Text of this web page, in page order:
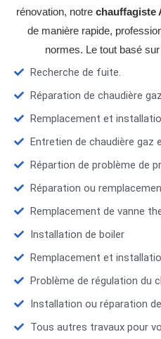
rénovation, notre chauffagiste
de manière rapide,
normes. Le tout basé
Recherche de fuite.
Réparation de chaudière
Remplacement et
Entretien de chaudière gaz
Répartion de problème de
Réparation ou
Remplacement de vanne
Installation de boiler
Remplacement et
Problème de régulation du
Installation ou réparation
Tous autres travaux pour